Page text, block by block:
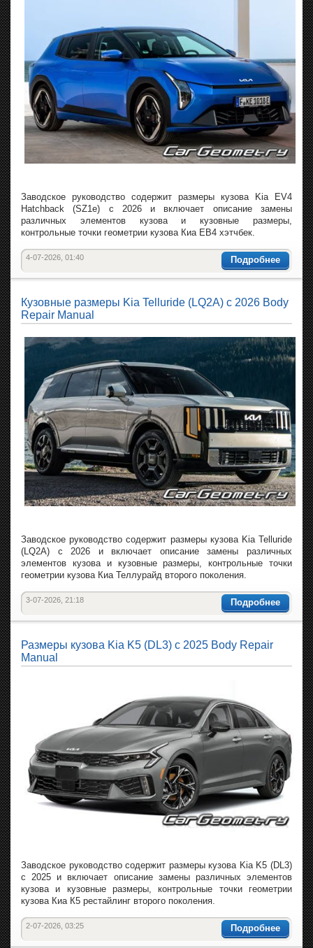
Заводское руководство содержит размеры кузова Kia EV4
Hatchback (SZ1e) с 2026 и включает описание замены
различных элементов кузова и кузовные размеры,
контрольные точки геометрии кузова Киа ЕВ4 хэтчбек.
Подробнее
4-07-2026, 01:40
Кузовные размеры Kia Telluride (LQ2A) с 2026 Body
Repair Manual
Заводское руководство содержит размеры кузова Kia Telluride
(LQ2A) с 2026 и включает описание замены различных
элементов кузова и кузовные размеры, контрольные точки
геометрии кузова Киа Теллурайд второго поколения.
Подробнее
3-07-2026, 21:18
Размеры кузова Kia K5 (DL3) с 2025 Body Repair
Manual
Заводское руководство содержит размеры кузова Kia K5 (DL3)
с 2025 и включает описание замены различных элементов
кузова и кузовные размеры, контрольные точки геометрии
кузова Киа К5 рестайлинг второго поколения.
Подробнее
2-07-2026, 03:25